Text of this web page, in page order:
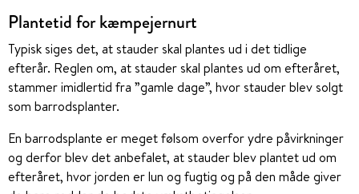
Plantetid for kæmpejernurt
Typisk siges det, at stauder skal plantes ud i det tidlige
efterår. Reglen om, at stauder skal plantes ud om efteråret,
stammer imidlertid fra ”gamle dage”, hvor stauder blev solgt
som barrodsplanter.
En barrodsplante er meget følsom overfor ydre påvirkninger
og derfor blev det anbefalet, at stauder blev plantet ud om
efteråret, hvor jorden er lun og fugtig og på den måde giver